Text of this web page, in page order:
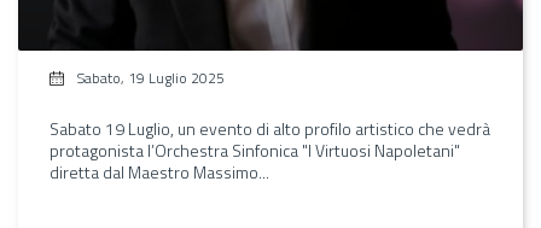
Sabato, 19 Luglio 2025
Sabato 19 Luglio, un evento di alto profilo artistico che vedrà
protagonista l’Orchestra Sinfonica "I Virtuosi Napoletani"
diretta dal Maestro Massimo...